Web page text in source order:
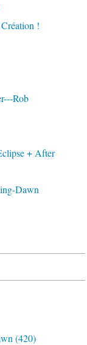
!
Rob
+ After
Dawn
(420)